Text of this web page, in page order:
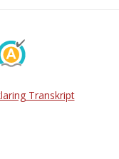
Transkript